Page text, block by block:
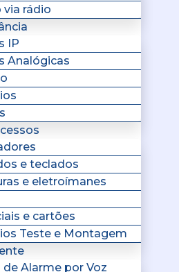
via rádio
IP
Analógicas
e teclados
e eletroímanes
e cartões
Teste e Montagem
Alarme por Voz